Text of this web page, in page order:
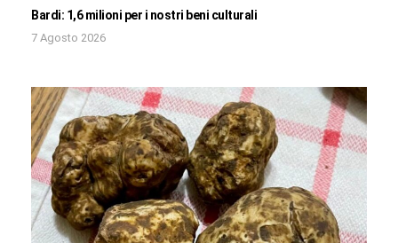
Bardi: 1,6 milioni per i nostri beni culturali
7 Agosto 2026